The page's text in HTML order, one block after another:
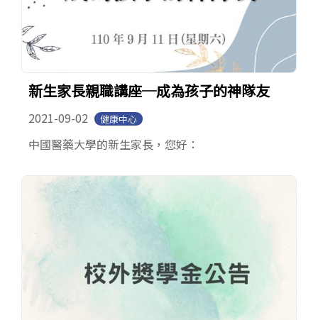
新生家長親職講座─成為孩子的神隊友
2021-09-02 健康中心
中國醫藥大學的新生家長，您好：